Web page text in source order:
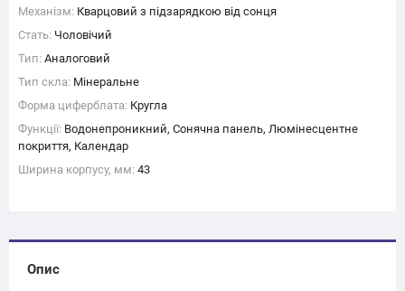
Механізм: Кварцовий з підзарядкою від сонця
Стать: Чоловічий
Тип: Аналоговий
Тип скла: Мінеральне
Форма циферблата: Кругла
Функції: Водонепроникний, Сонячна панель, Люмінесцентне
покриття, Календар
Ширина корпусу, мм: 43
Опис